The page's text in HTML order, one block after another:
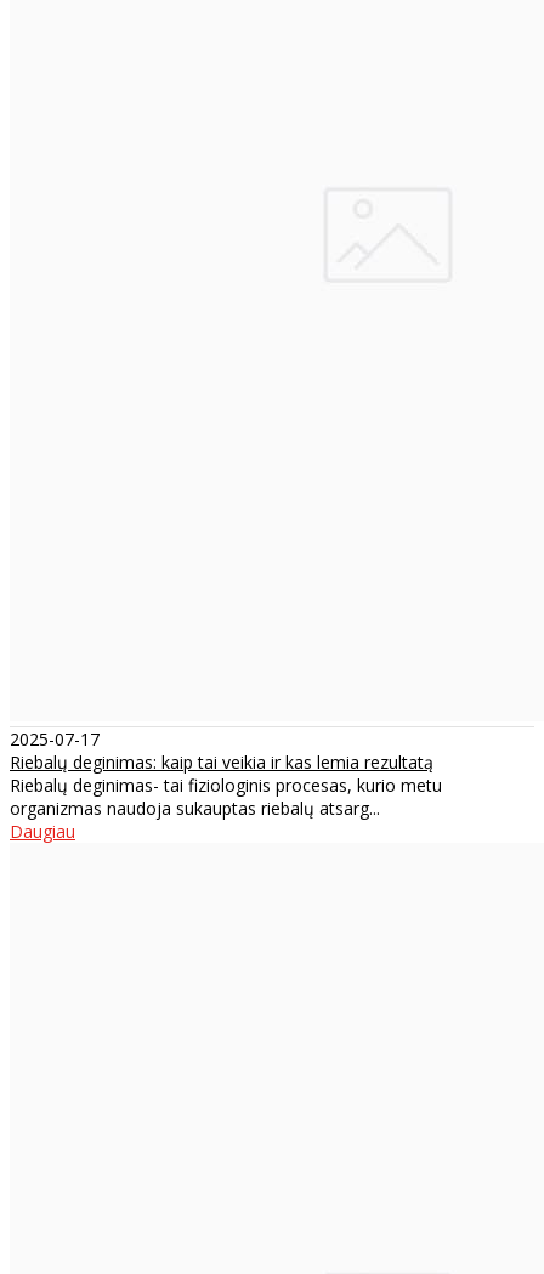
2025-07-17
Riebalų deginimas: kaip tai veikia ir kas lemia rezultatą
Riebalų deginimas- tai fiziologinis procesas, kurio metu
organizmas naudoja sukauptas riebalų atsarg...
Daugiau